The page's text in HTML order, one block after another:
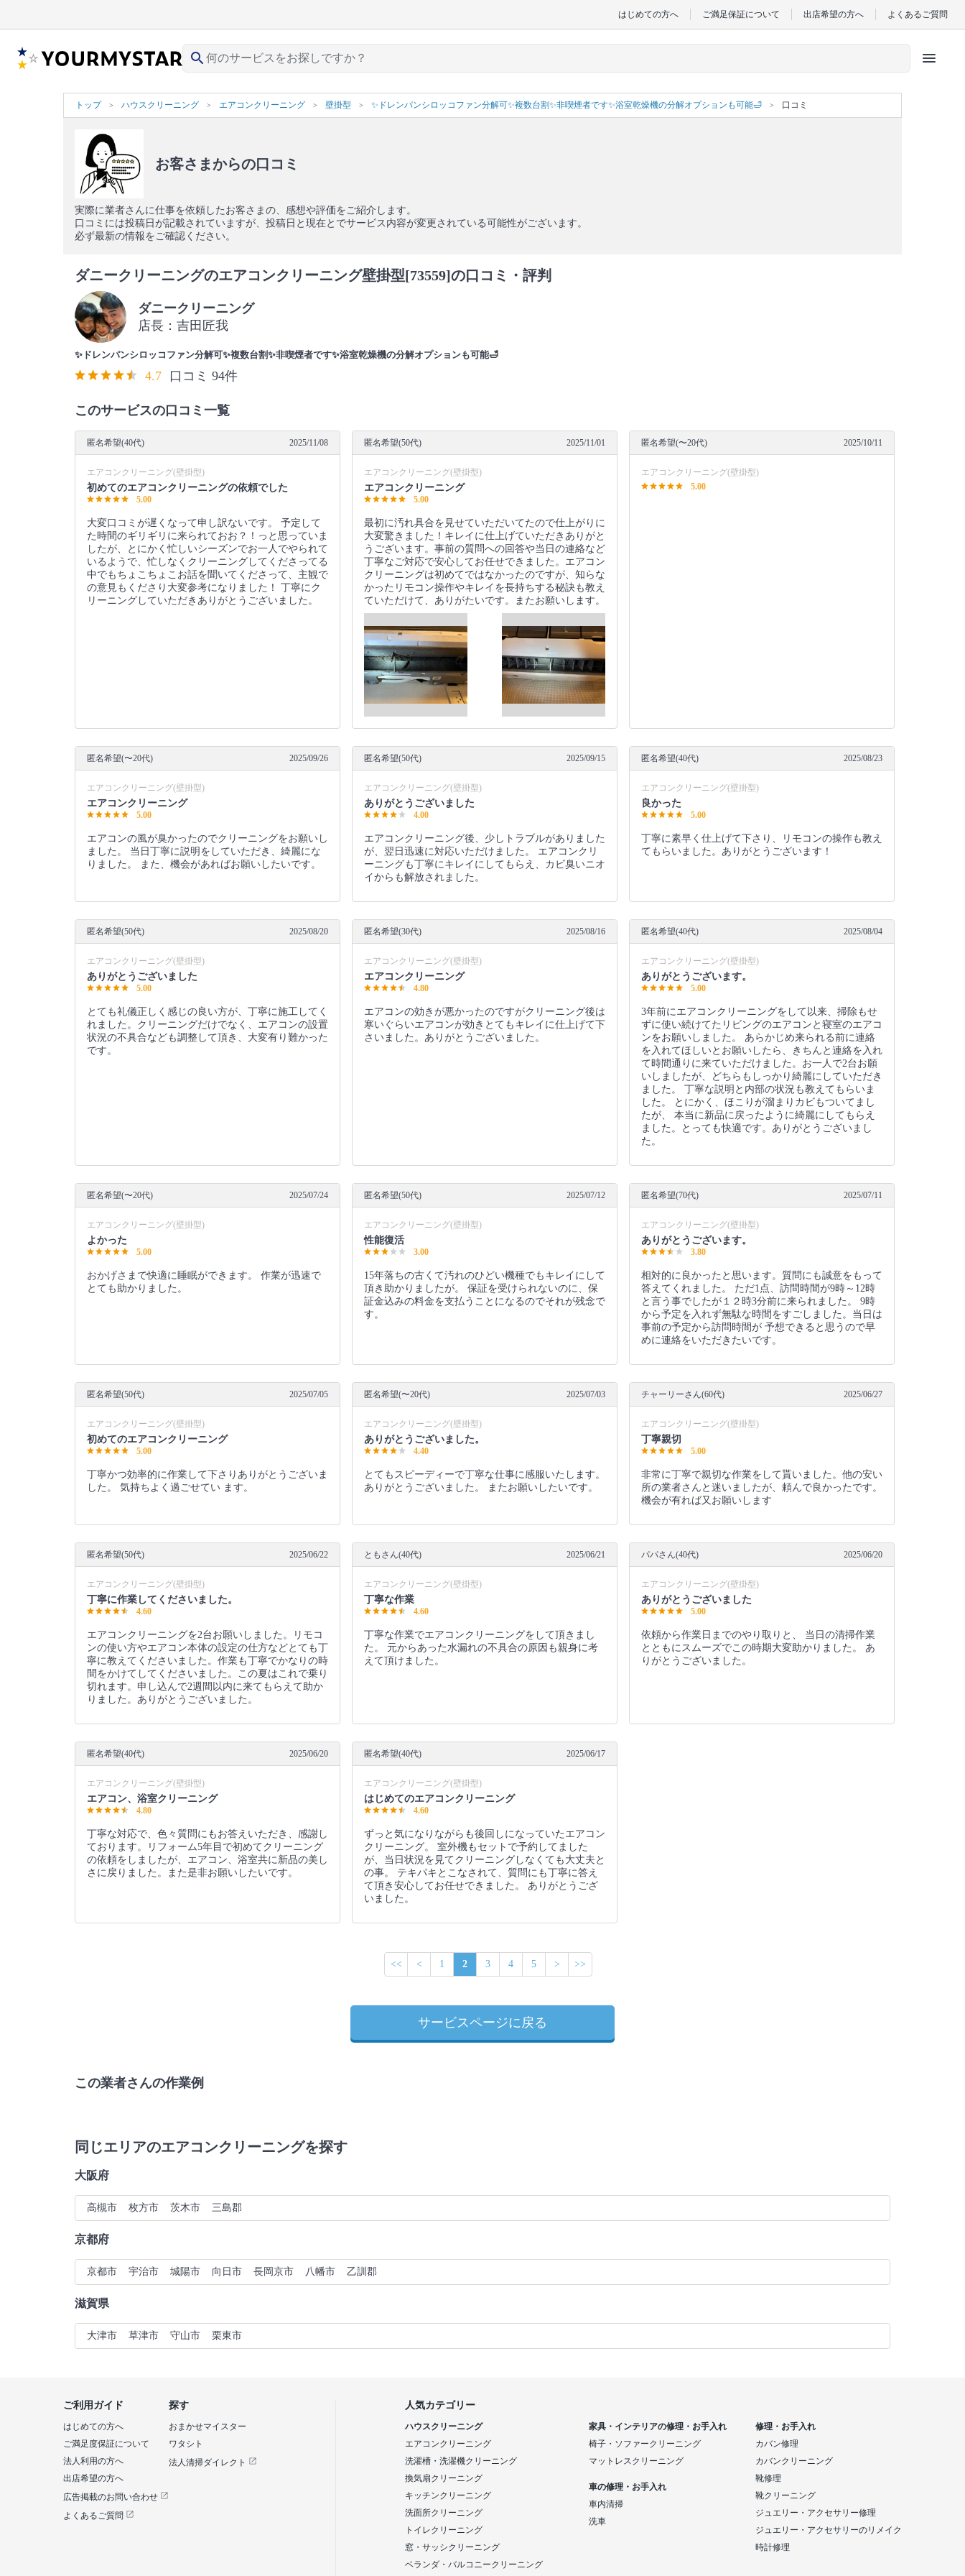
はじめての方へ ご満足保証について 出店希望の方へ よくあるご質問
search menu
トップ ハウスクリーニング エアコンクリーニング 壁掛型 ✨ドレンパンシロッコファン分解可✨複数台割✨非喫煙者です✨浴室乾燥機の分解オプションも可能🛁 口コミ
お客さまからの口コミ
実際に業者さんに仕事を依頼したお客さまの、感想や評価をご紹介します。
口コミには投稿日が記載されていますが、投稿日と現在とでサービス内容が変更されている可能性がございます。
必ず最新の情報をご確認ください。
ダニークリーニングのエアコンクリーニング壁掛型[73559]の口コミ・評判
ダニークリーニング
店長：吉田匠我
✨ドレンパンシロッコファン分解可✨複数台割✨非喫煙者です✨浴室乾燥機の分解オプションも可能🛁
4.7 口コミ 94件
このサービスの口コミ一覧
匿名希望(40代) 2025/11/08
エアコンクリーニング(壁掛型)
初めてのエアコンクリーニングの依頼でした
5.00
大変口コミが遅くなって申し訳ないです。 予定して
た時間のギリギリに来られておお？！っと思っていま
したが、とにかく忙しいシーズンでお一人でやられて
いるようで、忙しなくクリーニングしてくださってる
中でもちょこちょこお話を聞いてくださって、主観で
の意見もくださり大変参考になりました！ 丁寧にク
リーニングしていただきありがとうございました。
匿名希望(50代) 2025/11/01
エアコンクリーニング(壁掛型)
エアコンクリーニング
5.00
最初に汚れ具合を見せていただいてたので仕上がりに
大変驚きました！キレイに仕上げていただきありがと
うございます。事前の質問への回答や当日の連絡など
丁寧なご対応で安心してお任せできました。エアコン
クリーニングは初めてではなかったのですが、知らな
かったリモコン操作やキレイを長持ちする秘訣も教え
ていただけて、ありがたいです。またお願いします。
匿名希望(〜20代) 2025/10/11
エアコンクリーニング(壁掛型)
5.00
匿名希望(〜20代) 2025/09/26
エアコンクリーニング(壁掛型)
エアコンクリーニング
5.00
エアコンの風が臭かったのでクリーニングをお願いし
ました。 当日丁寧に説明をしていただき、綺麗にな
りました。 また、機会があればお願いしたいです。
匿名希望(50代) 2025/09/15
エアコンクリーニング(壁掛型)
ありがとうございました
4.00
エアコンクリーニング後、少しトラブルがありました
が、翌日迅速に対応いただけました。 エアコンクリ
ーニングも丁寧にキレイにしてもらえ、カビ臭いニオ
イからも解放されました。
匿名希望(40代) 2025/08/23
エアコンクリーニング(壁掛型)
良かった
5.00
丁寧に素早く仕上げて下さり、リモコンの操作も教え
てもらいました。ありがとうございます！
匿名希望(50代) 2025/08/20
エアコンクリーニング(壁掛型)
ありがとうございました
5.00
とても礼儀正しく感じの良い方が、丁寧に施工してく
れました。クリーニングだけでなく、エアコンの設置
状況の不具合なども調整して頂き、大変有り難かった
です。
匿名希望(30代) 2025/08/16
エアコンクリーニング(壁掛型)
エアコンクリーニング
4.80
エアコンの効きが悪かったのですがクリーニング後は
寒いぐらいエアコンが効きとてもキレイに仕上げて下
さいました。ありがとうございました。
匿名希望(40代) 2025/08/04
エアコンクリーニング(壁掛型)
ありがとうございます。
5.00
3年前にエアコンクリーニングをして以来、掃除もせ
ずに使い続けてたリビングのエアコンと寝室のエアコ
ンをお願いしました。 あらかじめ来られる前に連絡
を入れてほしいとお願いしたら、きちんと連絡を入れ
て時間通りに来ていただけました。お一人で2台お願
いしましたが、どちらもしっかり綺麗にしていただき
ました。 丁寧な説明と内部の状況も教えてもらいま
した。 とにかく、ほこりが溜まりカビもついてまし
たが、 本当に新品に戻ったように綺麗にしてもらえ
ました。とっても快適です。ありがとうございまし
た。
匿名希望(〜20代) 2025/07/24
エアコンクリーニング(壁掛型)
よかった
5.00
おかげさまで快適に睡眠ができます。 作業が迅速で
とても助かりました。
匿名希望(50代) 2025/07/12
エアコンクリーニング(壁掛型)
性能復活
3.00
15年落ちの古くて汚れのひどい機種でもキレイにして
頂き助かりましたが。 保証を受けられないのに、保
証金込みの料金を支払うことになるのでそれが残念で
す。
匿名希望(70代) 2025/07/11
エアコンクリーニング(壁掛型)
ありがとうございます。
3.80
相対的に良かったと思います。質問にも誠意をもって
答えてくれました。 ただ1点、訪問時間が9時～12時
と言う事でしたが１２時3分前に来られました。 9時
から予定を入れず無駄な時間をすごしました。当日は
事前の予定から訪問時間が 予想できると思うので早
めに連絡をいただきたいです。
匿名希望(50代) 2025/07/05
エアコンクリーニング(壁掛型)
初めてのエアコンクリーニング
5.00
丁寧かつ効率的に作業して下さりありがとうございま
した。 気持ちよく過ごせてい ます。
匿名希望(〜20代) 2025/07/03
エアコンクリーニング(壁掛型)
ありがとうございました。
4.40
とてもスピーディーで丁寧な仕事に感服いたします。
ありがとうございました。 またお願いしたいです。
チャーリーさん(60代) 2025/06/27
エアコンクリーニング(壁掛型)
丁寧親切
5.00
非常に丁寧で親切な作業をして貰いました。他の安い
所の業者さんと迷いましたが、頼んで良かったです。
機会が有れば又お願いします
匿名希望(50代) 2025/06/22
エアコンクリーニング(壁掛型)
丁寧に作業してくださいました。
4.60
エアコンクリーニングを2台お願いしました。リモコ
ンの使い方やエアコン本体の設定の仕方などとても丁
寧に教えてくださいました。作業も丁寧でかなりの時
間をかけてしてくださいました。この夏はこれで乗り
切れます。申し込んで2週間以内に来てもらえて助か
りました。ありがとうございました。
ともさん(40代) 2025/06/21
エアコンクリーニング(壁掛型)
丁寧な作業
4.60
丁寧な作業でエアコンクリーニングをして頂きまし
た。 元からあった水漏れの不具合の原因も親身に考
えて頂けました。
パパさん(40代) 2025/06/20
エアコンクリーニング(壁掛型)
ありがとうございました
5.00
依頼から作業日までのやり取りと、 当日の清掃作業
とともにスムーズでこの時期大変助かりました。 あ
りがとうございました。
匿名希望(40代) 2025/06/20
エアコンクリーニング(壁掛型)
エアコン、浴室クリーニング
4.80
丁寧な対応で、色々質問にもお答えいただき、感謝し
ております。リフォーム5年目で初めてクリーニング
の依頼をしましたが、エアコン、浴室共に新品の美し
さに戻りました。また是非お願いしたいです。
匿名希望(40代) 2025/06/17
エアコンクリーニング(壁掛型)
はじめてのエアコンクリーニング
4.60
ずっと気になりながらも後回しになっていたエアコン
クリーニング。 室外機もセットで予約してました
が、当日状況を見てクリーニングしなくても大丈夫と
の事。 テキパキとこなされて、質問にも丁寧に答え
て頂き安心してお任せできました。 ありがとうござ
いました。
<< < 1 2 3 4 5 > >>
サービスページに戻る
この業者さんの作業例
同じエリアのエアコンクリーニングを探す
大阪府
高槻市 枚方市 茨木市 三島郡
京都府
京都市 宇治市 城陽市 向日市 長岡京市 八幡市 乙訓郡
滋賀県
大津市 草津市 守山市 栗東市
探す
おまかせマイスター
ワタシト
法人清掃ダイレクト
ご利用ガイド
はじめての方へ
ご満足度保証について
法人利用の方へ
出店希望の方へ
広告掲載のお問い合わせ
よくあるご質問
人気カテゴリー
ハウスクリーニング
エアコンクリーニング
洗濯槽・洗濯機クリーニング
換気扇クリーニング
キッチンクリーニング
洗面所クリーニング
トイレクリーニング
窓・サッシクリーニング
ベランダ・バルコニークリーニング
家具・インテリアの修理・お手入れ
椅子・ソファークリーニング
マットレスクリーニング
車の修理・お手入れ
車内清掃
洗車
修理・お手入れ
カバン修理
カバンクリーニング
靴修理
靴クリーニング
ジュエリー・アクセサリー修理
ジュエリー・アクセサリーのリメイク
時計修理